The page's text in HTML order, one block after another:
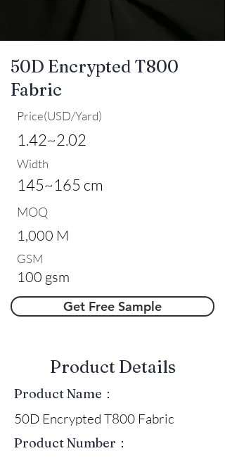
50D Encrypted T800
Fabric
Price(USD/Yard)
1.42~2.02
Width
145~165 cm
MOQ
1,000 M
GSM
100 gsm
Get Free Sample
​Product Details
Product Name：
50D Encrypted T800 Fabric
Product Number：